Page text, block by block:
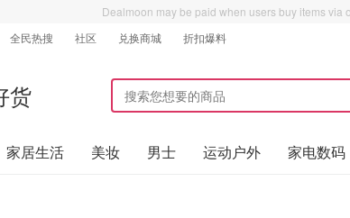
Dealmoon may be paid when users buy items via
全民热搜 社区 兑换商城 折扣爆料
货
家居生活 美妆 男士 运动户外 家电数码